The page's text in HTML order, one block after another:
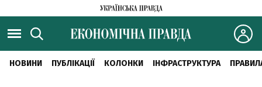
НОВИНИ ПУБЛІКАЦІЇ КОЛОНКИ ІНФРАСТРУКТУРА